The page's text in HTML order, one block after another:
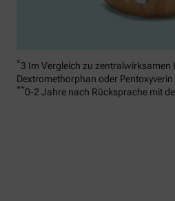
*3 Im Vergleich zu zentralwirksamen
Dextromethorphan oder Pentoxyverin
**0-2 Jahre nach Rücksprache mit